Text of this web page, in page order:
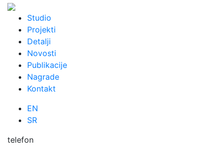
Skip
content
Studio
Projekti
Detalji
Novosti
Publikacije
Nagrade
Kontakt
EN
SR
telefon